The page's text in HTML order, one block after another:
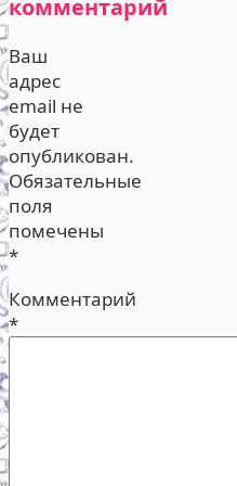
комментарий
Ваш
адрес
email не
будет
опубликован.
Обязательные
поля
помечены
*
Комментарий
*